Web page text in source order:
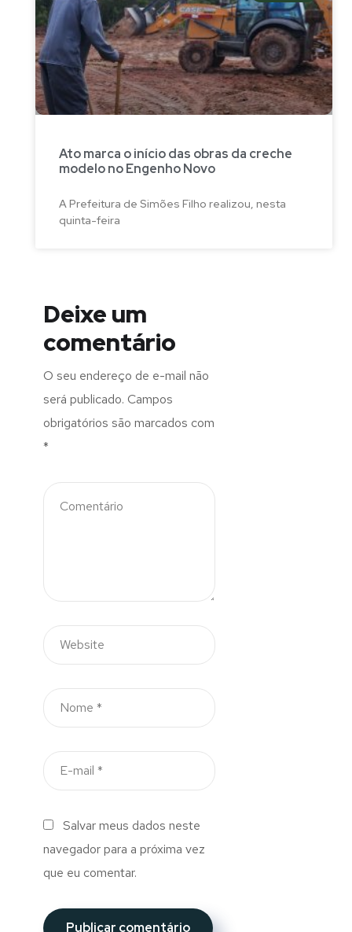
Ato marca o início das obras da creche
modelo no Engenho Novo
A Prefeitura de Simões Filho realizou, nesta
quinta-feira
Deixe um
comentário
O seu endereço de e-mail não
será publicado. Campos
obrigatórios são marcados com
*
Salvar meus dados neste
navegador para a próxima vez
que eu comentar.